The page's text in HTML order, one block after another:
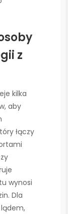
z
kilka
aby
łączy
wynosi
Dla